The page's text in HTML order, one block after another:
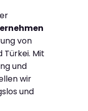
von
Türkei. Mit
und
wir
und